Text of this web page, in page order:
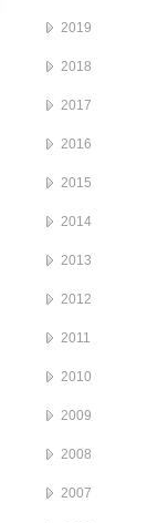
2019
2018
2017
2016
2015
2014
2013
2012
2011
2010
2009
2008
2007